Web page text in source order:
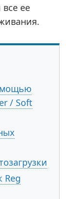
ее
/ Soft
Reg